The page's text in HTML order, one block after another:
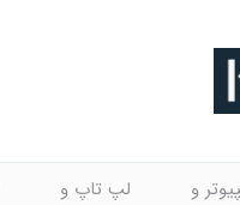
و
لپ تاپ و